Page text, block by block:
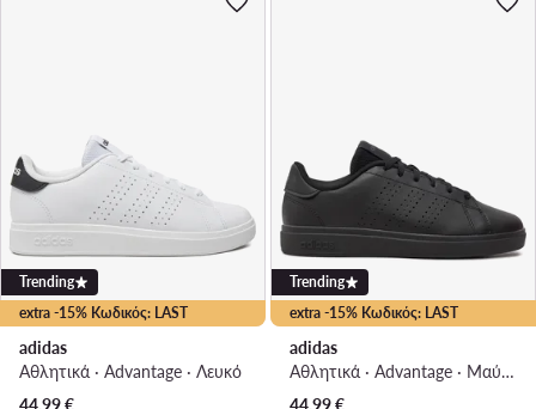
extra -15% Κωδικός: LAST
Trending
adidas
Αθλητικά · Advantage · Λευκό
44,99€
extra -15% Κωδικός: LAST
Trending
adidas
Αθλητικά · Advantage · Μαύρο
44,99€